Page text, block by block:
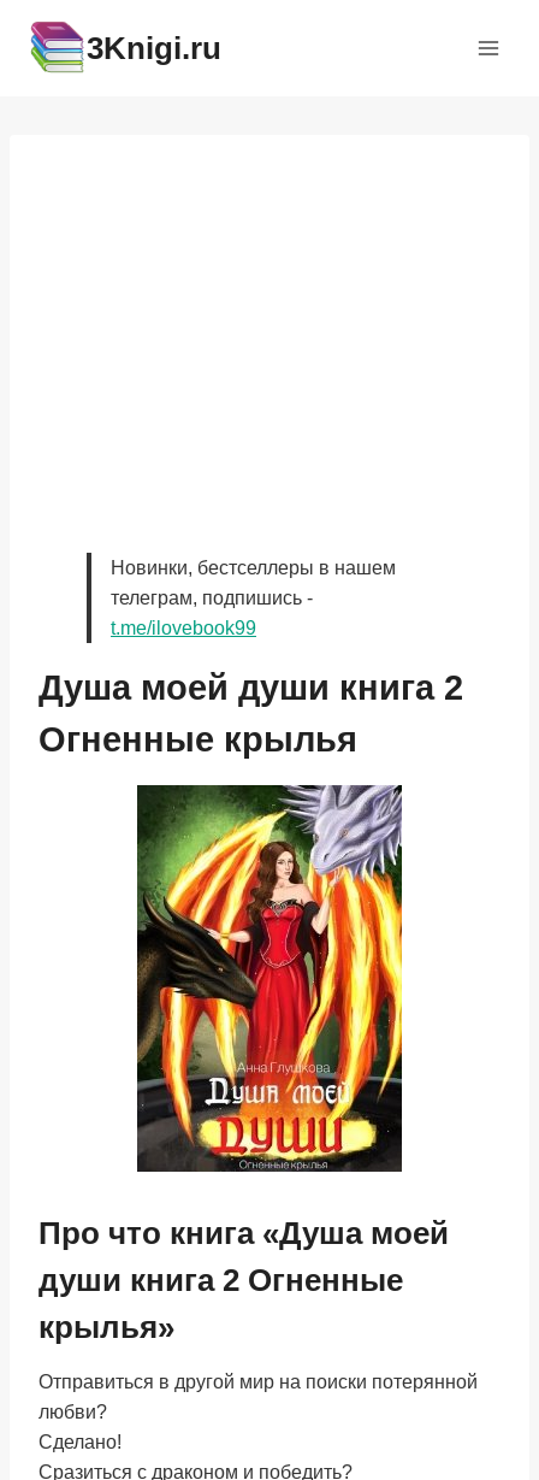
содержимому
3Knigi.ru
Новинки, бестселлеры в нашем
телеграм, подпишись -
t.me/ilovebook99
Душа моей души книга 2
Огненные крылья
Про что книга «Душа моей
души книга 2 Огненные
крылья»
Отправиться в другой мир на поиски потерянной
любви?
Сделано!
Сразиться с драконом и победить?